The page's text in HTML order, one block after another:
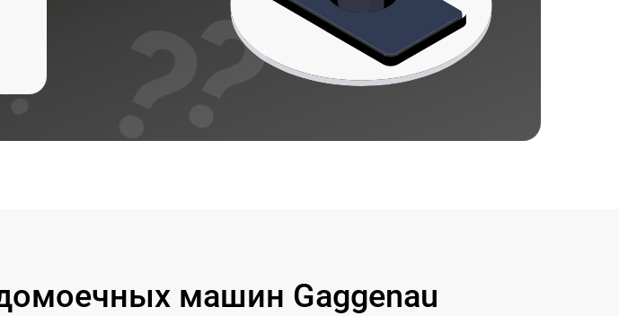
машин Gaggenau